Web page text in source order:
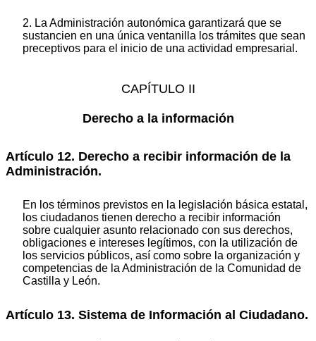
2. La Administración autonómica garantizará que se
sustancien en una única ventanilla los trámites que sean
preceptivos para el inicio de una actividad empresarial.
CAPÍTULO II
Derecho a la información
Artículo 12. Derecho a recibir información de la
Administración.
En los términos previstos en la legislación básica estatal,
los ciudadanos tienen derecho a recibir información
sobre cualquier asunto relacionado con sus derechos,
obligaciones e intereses legítimos, con la utilización de
los servicios públicos, así como sobre la organización y
competencias de la Administración de la Comunidad de
Castilla y León.
Artículo 13. Sistema de Información al Ciudadano.